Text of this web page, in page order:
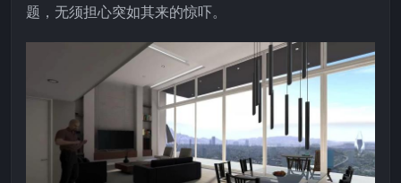
题，无须担心突如其来的惊吓。